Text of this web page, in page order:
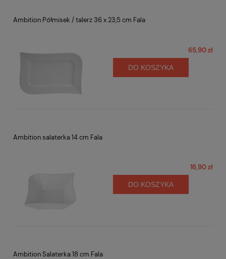
Ambition Półmisek / talerz 36 x 23,5 cm Fala
65,90 zł
DO KOSZYKA
Ambition salaterka 14 cm Fala
16,90 zł
DO KOSZYKA
Ambition Salaterka 18 cm Fala